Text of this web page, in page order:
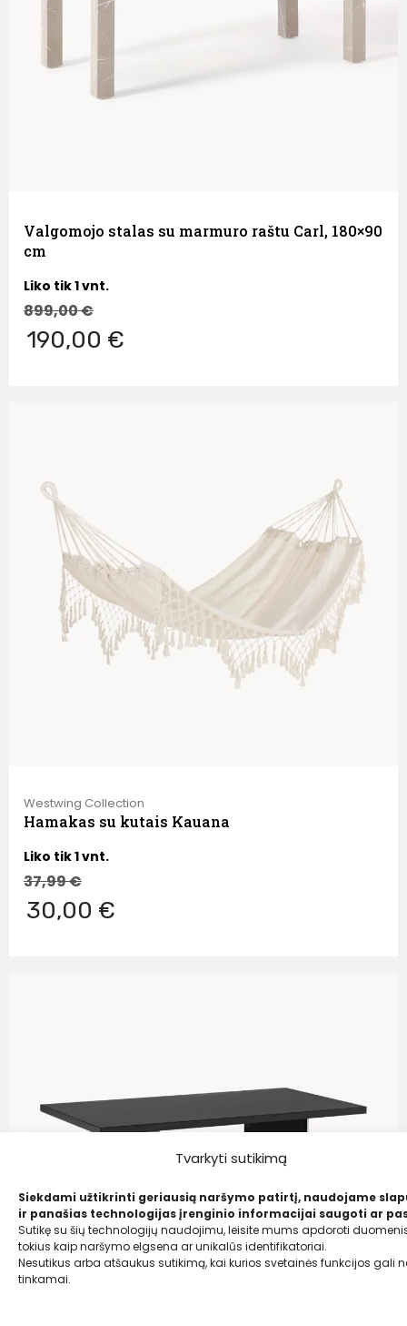
Tvarkyti sutikimą
Siekdami užtikrinti geriausią naršymo patirtį, naudojame
ir panašias technologijas įrenginio informacijai saugoti ar
Sutikę su šių technologijų naudojimu, leisite mums apdoroti
tokius kaip naršymo elgsena ar unikalūs identifikatoriai.
Nesutikus arba atšaukus sutikimą, kai kurios svetainės funkcijos gali
tinkamai.
Valgomojo stalas su marmuro raštu Carl, 180×90
cm
Liko tik 1 vnt.
899,00€
190,00 €
Westwing Collection
Hamakas su kutais Kauana
Liko tik 1 vnt.
37,99€
30,00 €